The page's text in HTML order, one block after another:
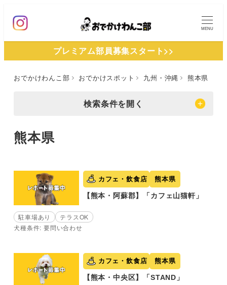
ン
MENU
プレミアム部員募集スタート>>
おでかけわんこ部 おでかけスポット 九州・沖縄 熊本県
検索条件を開く
熊本県
カフェ・飲食店 熊本県
【熊本・阿蘇郡】「カフェ山猫軒」
駐車場あり
テラスOK
犬種条件: 要問い合わせ
カフェ・飲食店 熊本県
【熊本・中央区】「STAND」